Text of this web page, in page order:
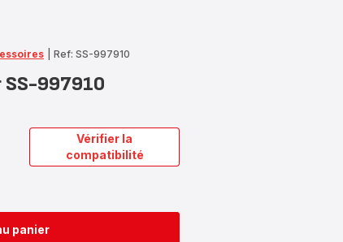
Ref: SS-997910
SS-997910
Vérifier la
compatibilité
panier